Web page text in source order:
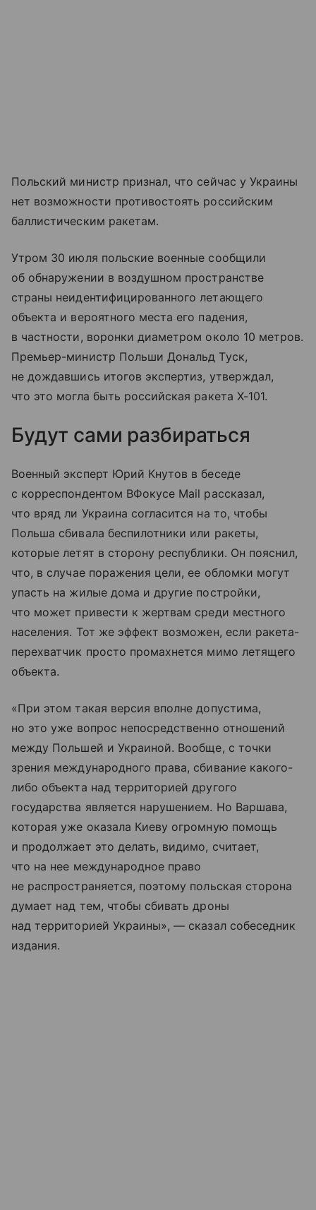
Польский министр признал, что сейчас у Украины
нет возможности противостоять российским
баллистическим ракетам.
Утром 30 июля польские военные сообщили
об обнаружении в воздушном пространстве
страны неидентифицированного летающего
объекта и вероятного места его падения,
в частности, воронки диаметром около 10 метров.
Премьер-министр Польши Дональд Туск,
не дождавшись итогов экспертиз, утверждал,
что это могла быть российская ракета Х-101.
Будут сами разбираться
Военный эксперт Юрий Кнутов в беседе
с корреспондентом ВФокусе Mail рассказал,
что вряд ли Украина согласится на то, чтобы
Польша сбивала беспилотники или ракеты,
которые летят в сторону республики. Он пояснил,
что, в случае поражения цели, ее обломки могут
упасть на жилые дома и другие постройки,
что может привести к жертвам среди местного
населения. Тот же эффект возможен, если ракета-
перехватчик просто промахнется мимо летящего
объекта.
«При этом такая версия вполне допустима,
но это уже вопрос непосредственно отношений
между Польшей и Украиной. Вообще, с точки
зрения международного права, сбивание какого-
либо объекта над территорией другого
государства является нарушением. Но Варшава,
которая уже оказала Киеву огромную помощь
и продолжает это делать, видимо, считает,
что на нее международное право
не распространяется, поэтому польская сторона
думает над тем, чтобы сбивать дроны
над территорией Украины», — сказал собеседник
издания.